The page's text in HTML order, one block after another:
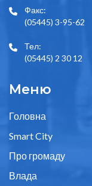
Факс:
(05445) 3-95-62
Тел:
(05445) 2 30 12
Меню
Головна
Smart City
Про громаду
Влада